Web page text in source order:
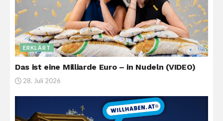
ERKLÄRT
Das ist eine Milliarde Euro – in Nudeln (VIDEO)
28. Juli 2026